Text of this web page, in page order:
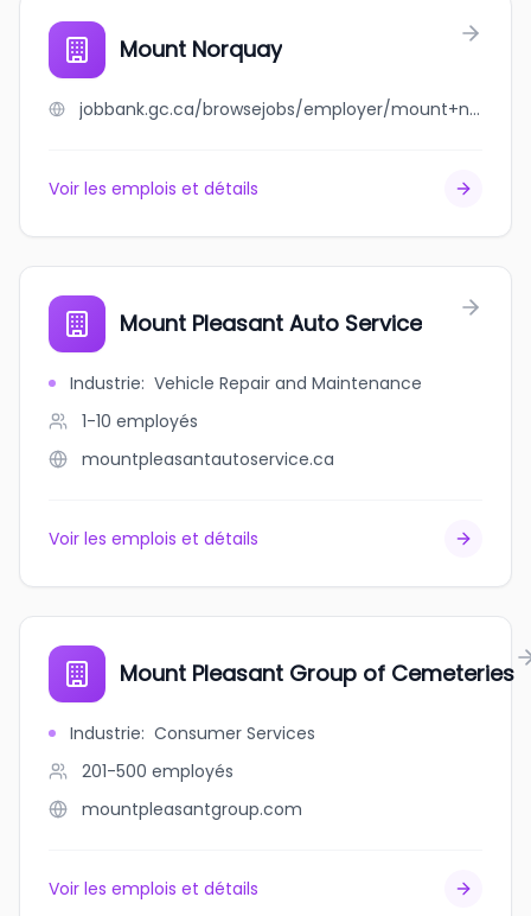
Mount Norquay
jobbank.gc.ca/browsejobs/employer/mount+norquay/ca
Voir les emplois et détails
Mount Pleasant Auto Service
Industrie: Vehicle Repair and Maintenance
1-10 employés
mountpleasantautoservice.ca
Voir les emplois et détails
Mount Pleasant Group of Cemeteries
Industrie: Consumer Services
201-500 employés
mountpleasantgroup.com
Voir les emplois et détails